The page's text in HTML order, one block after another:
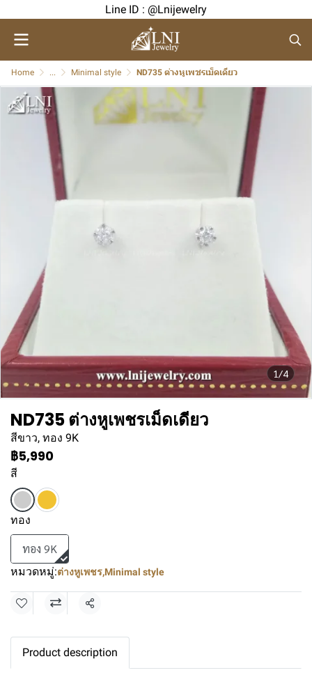
Line ID : @Lnijewelry
Home ... Minimal style ND735 ต่างหูเพชรเม็ดเดียว
1/4
ND735 ต่างหูเพชรเม็ดเดียว
สีขาว, ทอง 9K
฿5,990
สี
ทอง
ทอง 9K
หมวดหมู่:ต่างหูเพชร,Minimal style
แชร์
Product description